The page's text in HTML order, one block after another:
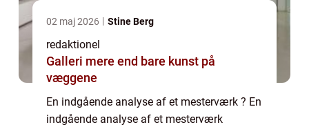
02 maj 2026 Stine Berg
redaktionel
Galleri mere end bare kunst på
væggene
En indgående analyse af et mesterværk ? En
indgående analyse af et mesterværk